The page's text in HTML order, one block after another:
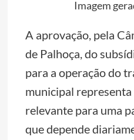
Imagem
A aprovação, pela
de Palhoça, do
para a operação do
municipal representa
relevante para uma
que depende